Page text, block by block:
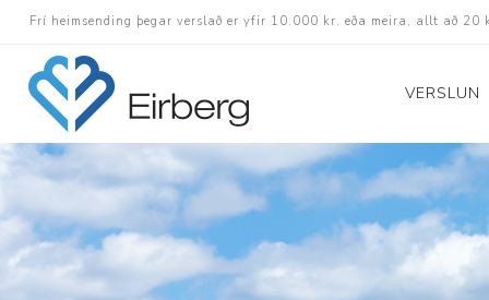
Frí heimsending þegar verslað er yfir 10.000 kr. eða meira, allt að 20
VERSLUN
Skór
Götuskór
Hlaupaskór